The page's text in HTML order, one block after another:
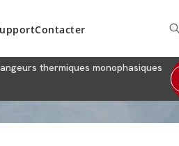
Contacter
thermiques monophasiques